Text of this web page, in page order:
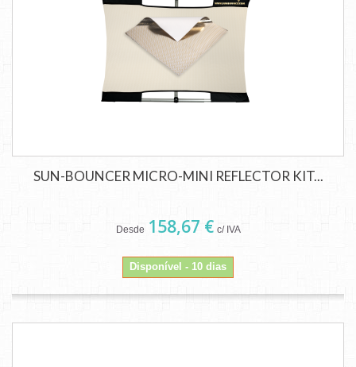
SUN-BOUNCER MICRO-MINI REFLECTOR KIT...
Desde 158,67 € c/ IVA
Disponível - 10 dias